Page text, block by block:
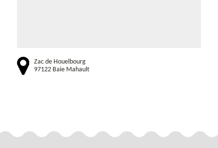
Zac de Houelbourg
97122 Baie Mahault